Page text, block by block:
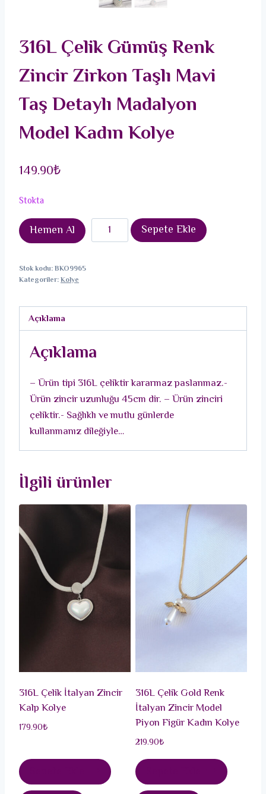
316L Çelik Gümüş Renk
Zincir Zirkon Taşlı Mavi
Taş Detaylı Madalyon
Model Kadın Kolye
149.90₺
Stokta
Hemen Al
316L
Çelik
Zirkon
Taş
Madalyon
Model
Kadın
Kolye
adet
Sepete Ekle
Stok kodu:BKO9965
Kategoriler:Kolye
Açıklama
Açıklama
– Ürün tipi 316L çeliktir kararmaz paslanmaz.-
Ürün zincir uzunluğu 45cm dir. – Ürün zinciri
çeliktir.- Sağlıklı ve mutlu günlerde
kullanmanız dileğiyle…
İlgili ürünler
316L Çelik İtalyan Zincir
Kalp Kolye
179.90₺
316L Çelik Gold Renk
İtalyan Zincir Model
Piyon Figür Kadın Kolye
219.90₺